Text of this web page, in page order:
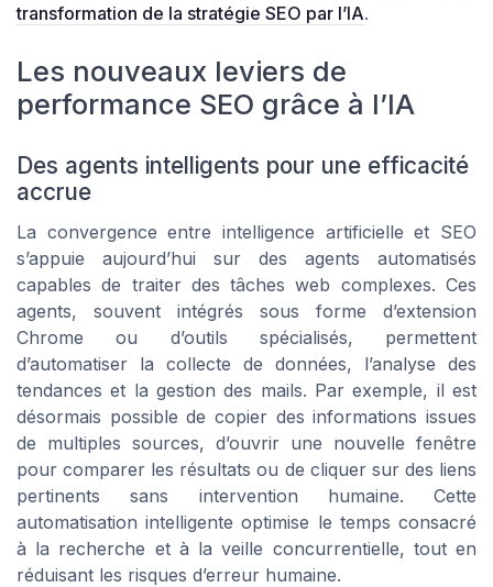
transformation de la stratégie SEO par l’IA.
Les nouveaux leviers de
performance SEO grâce à l’IA
Des agents intelligents pour une efficacité
accrue
La convergence entre intelligence artificielle et SEO
s’appuie aujourd’hui sur des agents automatisés
capables de traiter des tâches web complexes. Ces
agents, souvent intégrés sous forme d’extension
Chrome ou d’outils spécialisés, permettent
d’automatiser la collecte de données, l’analyse des
tendances et la gestion des mails. Par exemple, il est
désormais possible de copier des informations issues
de multiples sources, d’ouvrir une nouvelle fenêtre
pour comparer les résultats ou de cliquer sur des liens
pertinents sans intervention humaine. Cette
automatisation intelligente optimise le temps consacré
à la recherche et à la veille concurrentielle, tout en
réduisant les risques d’erreur humaine.